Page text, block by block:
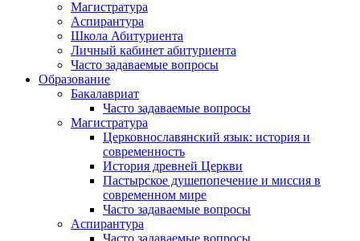
Магистратура
Аспирантура
Школа Абитуриента
Личный кабинет абитуриента
Часто задаваемые вопросы
Образование
Бакалавриат
Часто задаваемые вопросы
Магистратура
Церковнославянский язык: история и
современность
История древней Церкви
Пастырское душепопечение и миссия в
современном мире
Часто задаваемые вопросы
Аспирантура
Часто задаваемые вопросы